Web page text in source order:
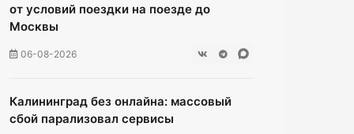
от условий поездки на поезде до
Москвы
06-08-2026
Калининград без онлайна: массовый
сбой парализовал сервисы